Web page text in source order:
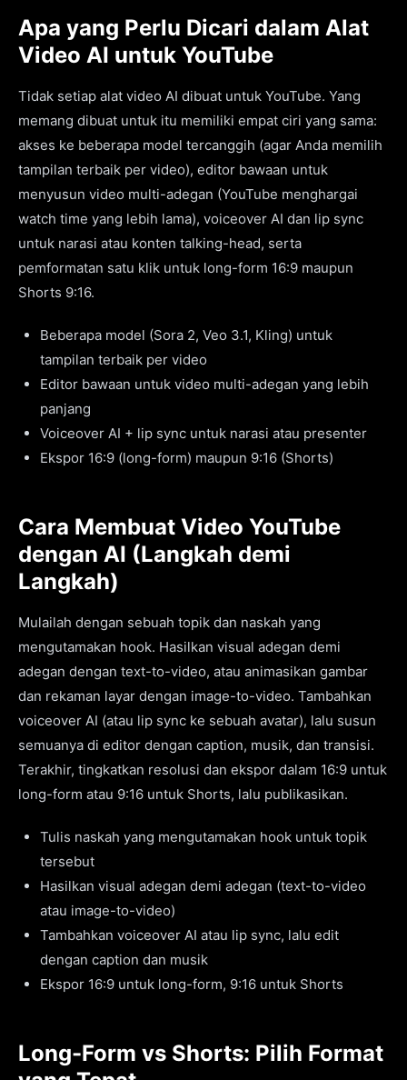
Apa yang Perlu Dicari dalam Alat
Video AI untuk YouTube
Tidak setiap alat video AI dibuat untuk YouTube. Yang
memang dibuat untuk itu memiliki empat ciri yang sama:
akses ke beberapa model tercanggih (agar Anda memilih
tampilan terbaik per video), editor bawaan untuk
menyusun video multi-adegan (YouTube menghargai
watch time yang lebih lama), voiceover AI dan lip sync
untuk narasi atau konten talking-head, serta
pemformatan satu klik untuk long-form 16:9 maupun
Shorts 9:16.
Beberapa model (Sora 2, Veo 3.1, Kling) untuk
tampilan terbaik per video
Editor bawaan untuk video multi-adegan yang lebih
panjang
Voiceover AI + lip sync untuk narasi atau presenter
Ekspor 16:9 (long-form) maupun 9:16 (Shorts)
Cara Membuat Video YouTube
dengan AI (Langkah demi
Langkah)
Mulailah dengan sebuah topik dan naskah yang
mengutamakan hook. Hasilkan visual adegan demi
adegan dengan text-to-video, atau animasikan gambar
dan rekaman layar dengan image-to-video. Tambahkan
voiceover AI (atau lip sync ke sebuah avatar), lalu susun
semuanya di editor dengan caption, musik, dan transisi.
Terakhir, tingkatkan resolusi dan ekspor dalam 16:9 untuk
long-form atau 9:16 untuk Shorts, lalu publikasikan.
Tulis naskah yang mengutamakan hook untuk topik
tersebut
Hasilkan visual adegan demi adegan (text-to-video
atau image-to-video)
Tambahkan voiceover AI atau lip sync, lalu edit
dengan caption dan musik
Ekspor 16:9 untuk long-form, 9:16 untuk Shorts
Long-Form vs Shorts: Pilih Format